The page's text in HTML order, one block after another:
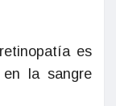
es
en la sangre